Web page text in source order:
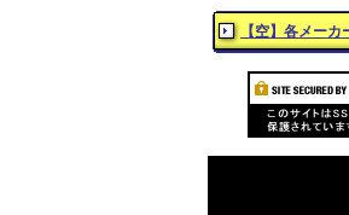
【空】各メーカ